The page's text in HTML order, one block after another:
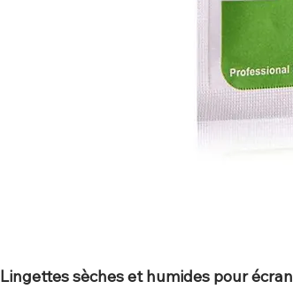
Lingettes sèches et humides pour écran